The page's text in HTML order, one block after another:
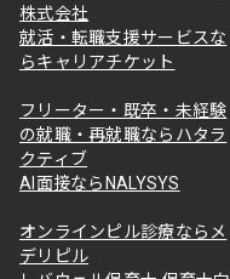
株式会社
就活・転職支援サービスな
らキャリアチケット
フリーター・既卒・未経験
の就職・再就職ならハタラ
クティブ
AI面接ならNALYSYS
オンラインピル診療ならメ
デリピル